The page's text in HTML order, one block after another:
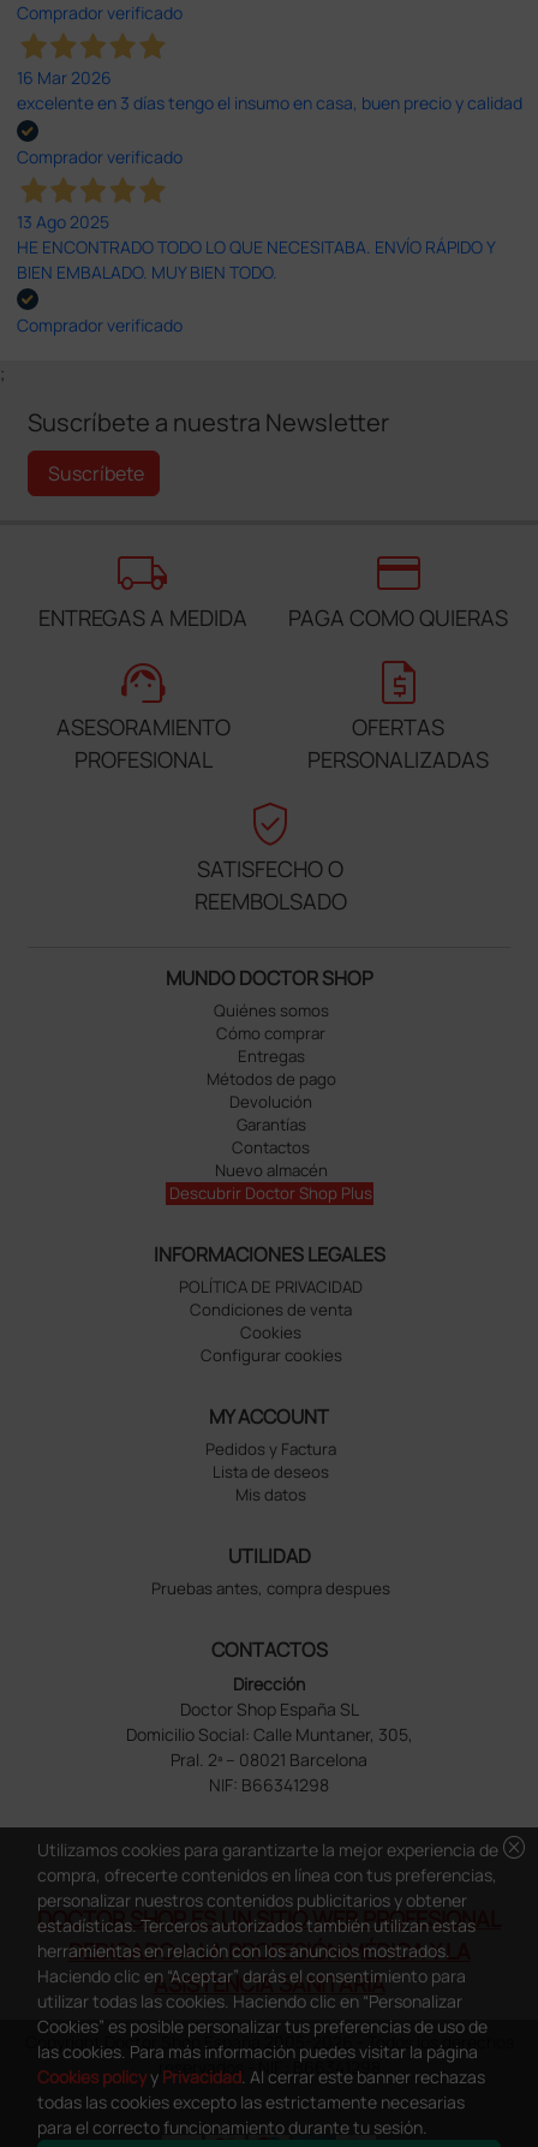
Comprador verificado
16 Mar 2026
excelente en 3 días tengo el insumo en casa, buen precio y calidad
Comprador verificado
13 Ago 2025
HE ENCONTRADO TODO LO QUE NECESITABA. ENVÍO RÁPIDO Y
BIEN EMBALADO. MUY BIEN TODO.
Comprador verificado
;
Suscríbete a nuestra Newsletter
Suscríbete
local_shipping
ENTREGAS A MEDIDA
credit_card
PAGA COMO QUIERAS
support_agent
ASESORAMIENTO
PROFESIONAL
request_quote
OFERTAS
PERSONALIZADAS
verified_user
SATISFECHO O
REEMBOLSADO
MUNDO DOCTOR SHOP
Quiénes somos
Cómo comprar
Entregas
Métodos de pago
Devolución
Garantías
Contactos
Nuevo almacén
Descubrir Doctor Shop Plus
INFORMACIONES LEGALES
POLÍTICA DE PRIVACIDAD
Condiciones de venta
Cookies
Configurar cookies
MY ACCOUNT
Pedidos y Factura
Lista de deseos
Mis datos
UTILIDAD
Pruebas antes, compra despues
CONTACTOS
Dirección
Doctor Shop España SL
Domicilio Social: Calle Muntaner, 305,
Pral. 2ª – 08021 Barcelona
NIF: B66341298
DOCTOR SHOP ES UN SITIO WEB PROFESIONAL
DEDICADO A LA PROFESIÓN MÉDICA Y LA
ASISTENCIA SANITARIA
Copyright Doctor Shop España 2005-2026 - Todos los derechos
reservados - NIF.: B66341298
cancel
Utilizamos cookies para garantizarte la mejor experiencia de
compra, ofrecerte contenidos en línea con tus preferencias,
personalizar nuestros contenidos publicitarios y obtener
estadísticas. Terceros autorizados también utilizan estas
herramientas en relación con los anuncios mostrados.
Haciendo clic en “Aceptar” darás el consentimiento para
utilizar todas las cookies. Haciendo clic en “Personalizar
Cookies” es posible personalizar tus preferencias de uso de
las cookies. Para más información puedes visitar la página
Cookies policyy Privacidad. Al cerrar este banner rechazas
todas las cookies excepto las estrictamente necesarias
para el correcto funcionamiento durante tu sesión.